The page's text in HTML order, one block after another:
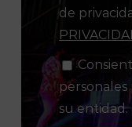
de
su entidad.